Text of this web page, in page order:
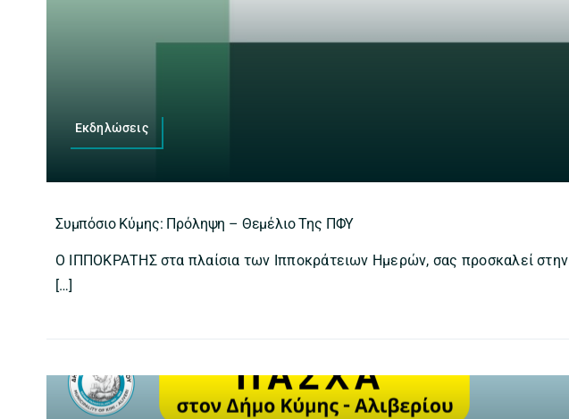
Εκδηλώσεις
Συμπόσιο Κύμης: Πρόληψη – Θεμέλιο Της ΠΦΥ
Ο ΙΠΠΟΚΡΑΤΗΣ στα πλαίσια των Ιπποκράτειων Ημερών, σας προσκαλεί στην
[…]